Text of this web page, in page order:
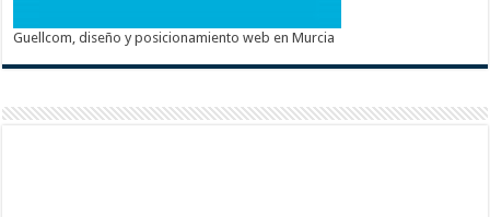
Guellcom, diseño y posicionamiento web en Murcia